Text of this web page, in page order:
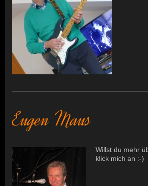
Eugen Maus
Willst du mehr
klick mich an :-)